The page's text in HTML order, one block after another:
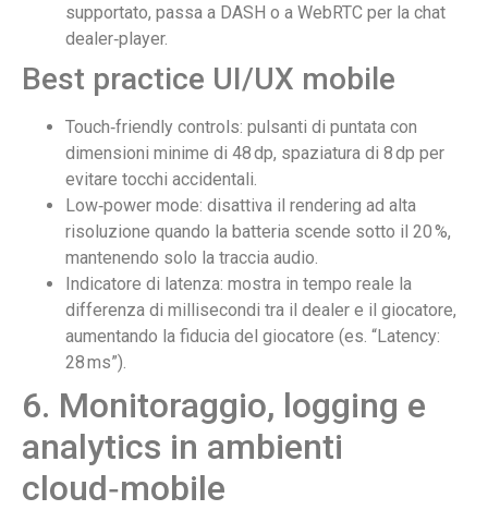
supportato, passa a DASH o a WebRTC per la chat
dealer‑player.
Best practice UI/UX mobile
Touch‑friendly controls: pulsanti di puntata con
dimensioni minime di 48 dp, spaziatura di 8 dp per
evitare tocchi accidentali.
Low‑power mode: disattiva il rendering ad alta
risoluzione quando la batteria scende sotto il 20 %,
mantenendo solo la traccia audio.
Indicatore di latenza: mostra in tempo reale la
differenza di millisecondi tra il dealer e il giocatore,
aumentando la fiducia del giocatore (es. “Latency:
28 ms”).
6. Monitoraggio, logging e
analytics in ambienti
cloud‑mobile